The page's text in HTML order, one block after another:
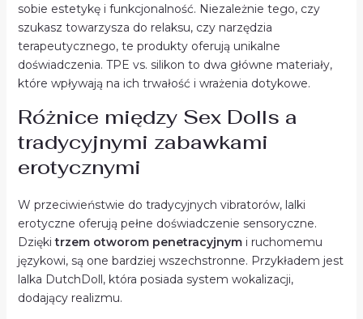
sobie estetykę i funkcjonalność. Niezależnie tego, czy
szukasz towarzysza do relaksu, czy narzędzia
terapeutycznego, te produkty oferują unikalne
doświadczenia. TPE vs. silikon to dwa główne materiały,
które wpływają na ich trwałość i wrażenia dotykowe.
Różnice między Sex Dolls a
tradycyjnymi zabawkami
erotycznymi
W przeciwieństwie do tradycyjnych vibratorów, lalki
erotyczne oferują pełne doświadczenie sensoryczne.
Dziękitrzem otworom penetracyjnymi ruchomemu
językowi, są one bardziej wszechstronne. Przykładem jest
lalka DutchDoll, która posiada system wokalizacji,
dodający realizmu.